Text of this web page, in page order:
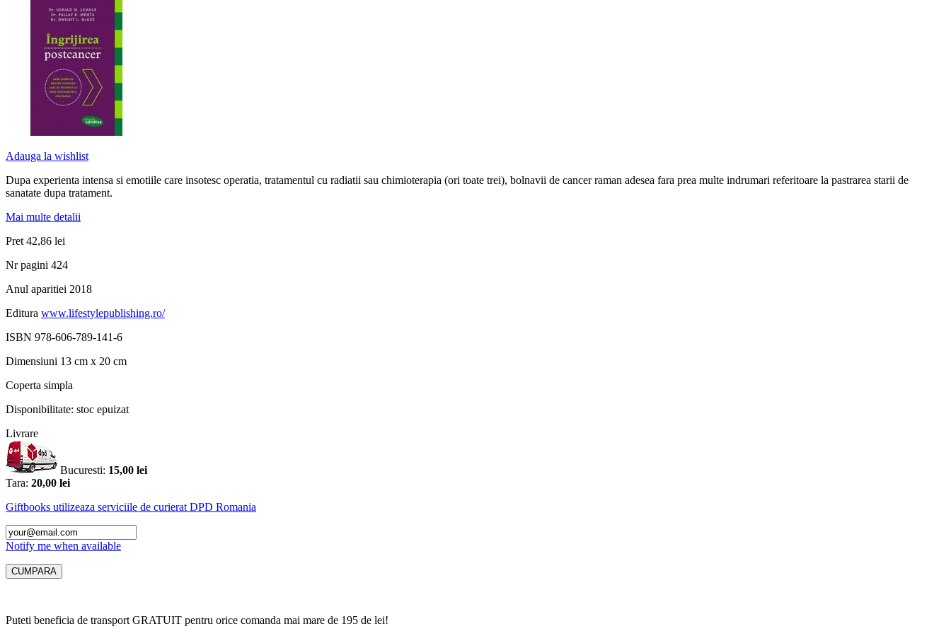
Adauga la wishlist
Dupa experienta intensa si emotiile care insotesc operatia, tratamentul cu radiatii sau chimioterapia (ori toate trei), bolnavii de cancer raman adesea fara prea multe indrumari referitoare la pastrarea starii de
sanatate dupa tratament.
Mai multe detalii
Pret 42,86 lei
Nr pagini 424
Anul aparitiei 2018
Editura www.lifestylepublishing.ro/
ISBN 978-606-789-141-6
Dimensiuni 13 cm x 20 cm
Coperta simpla
Disponibilitate: stoc epuizat
Livrare
Bucuresti: 15,00 lei
Tara: 20,00 lei
Giftbooks utilizeaza serviciile de curierat DPD Romania
Notify me when available
Puteti beneficia de transport GRATUIT pentru orice comanda mai mare de 195 de lei!